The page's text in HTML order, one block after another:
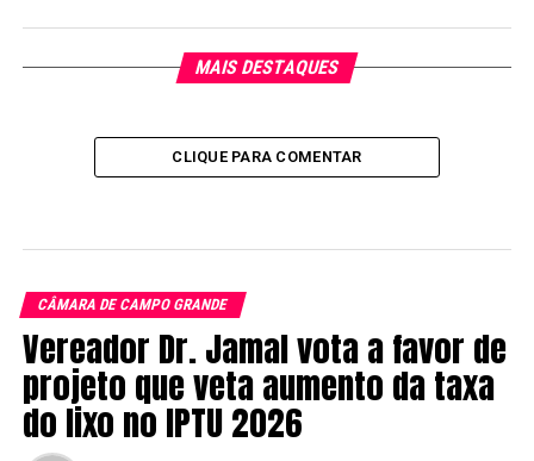
MAIS DESTAQUES
CLIQUE PARA COMENTAR
CÂMARA DE CAMPO GRANDE
Vereador Dr. Jamal vota a favor de
projeto que veta aumento da taxa
do lixo no IPTU 2026